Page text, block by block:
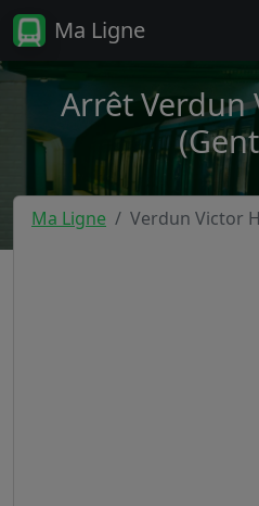
Ma Ligne
Arrêt Verdun
Ma Ligne Verdun Victor